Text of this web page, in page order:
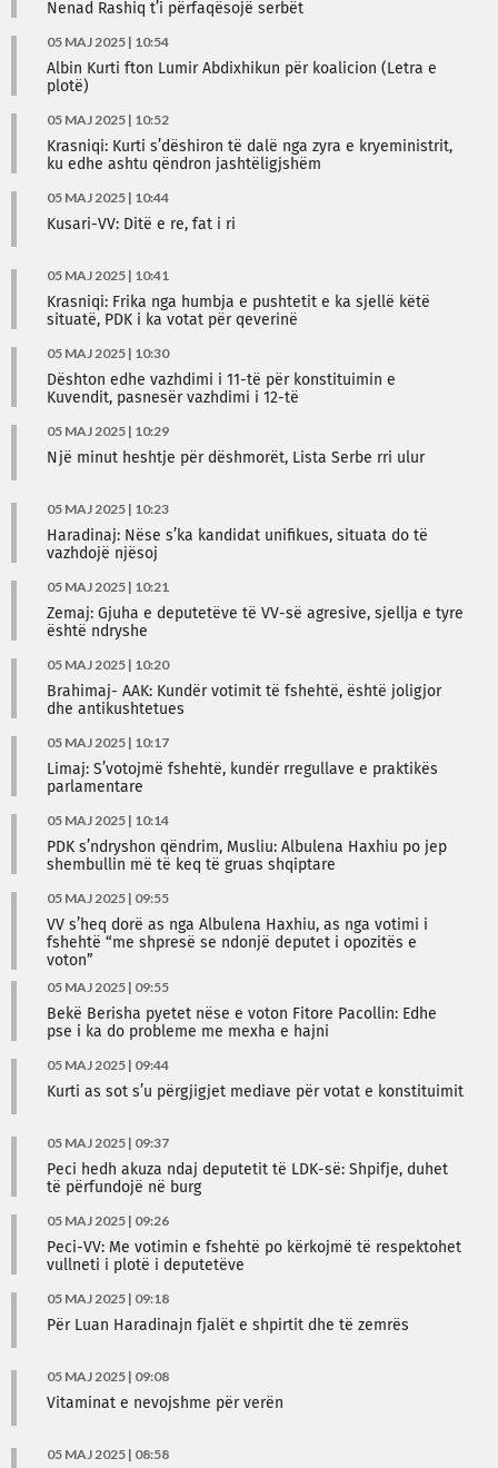
Nenad Rashiq t’i përfaqësojë serbët
05 MAJ 2025 | 10:54
Albin Kurti fton Lumir Abdixhikun për koalicion (Letra e
plotë)
05 MAJ 2025 | 10:52
Krasniqi: Kurti s’dëshiron të dalë nga zyra e kryeministrit,
ku edhe ashtu qëndron jashtëligjshëm
05 MAJ 2025 | 10:44
Kusari-VV: Ditë e re, fat i ri
05 MAJ 2025 | 10:41
Krasniqi: Frika nga humbja e pushtetit e ka sjellë këtë
situatë, PDK i ka votat për qeverinë
05 MAJ 2025 | 10:30
Dështon edhe vazhdimi i 11-të për konstituimin e
Kuvendit, pasnesër vazhdimi i 12-të
05 MAJ 2025 | 10:29
Një minut heshtje për dëshmorët, Lista Serbe rri ulur
05 MAJ 2025 | 10:23
Haradinaj: Nëse s’ka kandidat unifikues, situata do të
vazhdojë njësoj
05 MAJ 2025 | 10:21
Zemaj: Gjuha e deputetëve të VV-së agresive, sjellja e tyre
është ndryshe
05 MAJ 2025 | 10:20
Brahimaj- AAK: Kundër votimit të fshehtë, është joligjor
dhe antikushtetues
05 MAJ 2025 | 10:17
Limaj: S’votojmë fshehtë, kundër rregullave e praktikës
parlamentare
05 MAJ 2025 | 10:14
PDK s’ndryshon qëndrim, Musliu: Albulena Haxhiu po jep
shembullin më të keq të gruas shqiptare
05 MAJ 2025 | 09:55
VV s’heq dorë as nga Albulena Haxhiu, as nga votimi i
fshehtë “me shpresë se ndonjë deputet i opozitës e
voton”
05 MAJ 2025 | 09:55
Bekë Berisha pyetet nëse e voton Fitore Pacollin: Edhe
pse i ka do probleme me mexha e hajni
05 MAJ 2025 | 09:44
Kurti as sot s’u përgjigjet mediave për votat e konstituimit
05 MAJ 2025 | 09:37
Peci hedh akuza ndaj deputetit të LDK-së: Shpifje, duhet
të përfundojë në burg
05 MAJ 2025 | 09:26
Peci-VV: Me votimin e fshehtë po kërkojmë të respektohet
vullneti i plotë i deputetëve
05 MAJ 2025 | 09:18
Për Luan Haradinajn fjalët e shpirtit dhe të zemrës
05 MAJ 2025 | 09:08
Vitaminat e nevojshme për verën
05 MAJ 2025 | 08:58